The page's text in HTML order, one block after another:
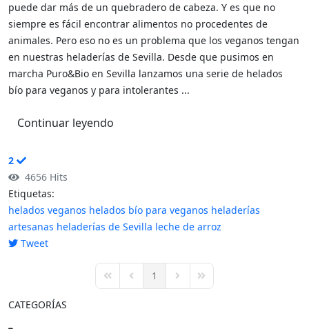
puede dar más de un quebradero de cabeza. Y es que no
siempre es fácil encontrar alimentos no procedentes de
animales. Pero eso no es un problema que los veganos tengan
en nuestras heladerías de Sevilla. Desde que pusimos en
marcha Puro&Bio en Sevilla lanzamos una serie de helados
bío para veganos y para intolerantes ...
Continuar leyendo
2
4656 Hits
Etiquetas:
helados veganos helados bío para veganos heladerías
artesanas heladerías de Sevilla leche de arroz
Tweet
First PagePrevious Page
1 Next PageLast Page
CATEGORÍAS